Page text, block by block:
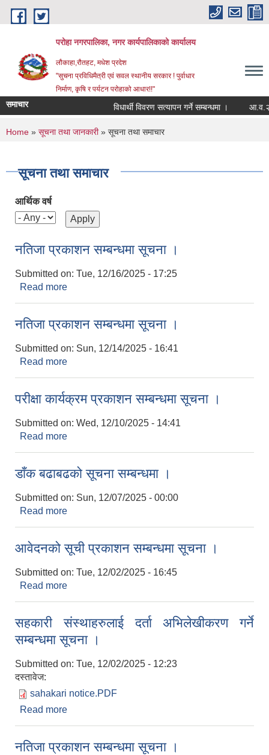
Skip to main content
परोहा नगरपालिका, नगर कार्यपालिकाको कार्यालय
लौकाहा,रौतहट, मधेश प्रदेश
"सुचना प्रविधिमैत्री एवं सवल स्थानीय सरकार ! पुर्वाधार
निर्माण, कृषि र पर्यटन परोहाको आधार!!"
समाचार विधार्थी विवरण सत्यापन गर्ने सम्बन्धमा ।
You are here
Home » सूचना तथा जानकारी» सूचना तथा समाचार
सूचना तथा समाचार
आर्थिक वर्ष
नतिजा प्रकाशन सम्बन्धमा सूचना ।
Submitted on: Tue, 12/16/2025 - 17:25
Read more
नतिजा प्रकाशन सम्बन्धमा सूचना ।
Submitted on: Sun, 12/14/2025 - 16:41
Read more
परीक्षा कार्यक्रम प्रकाशन सम्बन्धमा सूचना ।
Submitted on: Wed, 12/10/2025 - 14:41
Read more
डाँक बढाबढको सूचना सम्बन्धमा ।
Submitted on: Sun, 12/07/2025 - 00:00
Read more
आवेदनको सूची प्रकाशन सम्बन्धमा सूचना ।
Submitted on: Tue, 12/02/2025 - 16:45
Read more
सहकारी संस्थाहरुलाई दर्ता अभिलेखीकरण गर्ने
सम्बन्धमा सूचना ।
Submitted on: Tue, 12/02/2025 - 12:23
दस्तावेज:
sahakari notice.PDF
Read more
नतिजा प्रकाशन सम्बन्धमा सूचना ।